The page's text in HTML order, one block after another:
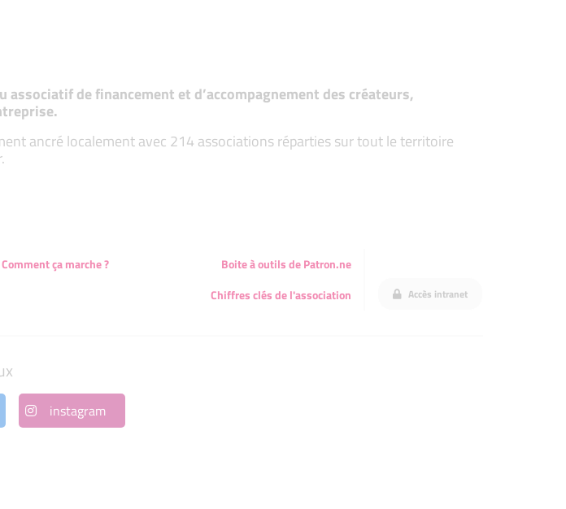
associatif de financement et d’accompagnement des créateurs,
ancré localement avec 214 associations réparties sur tout le territoire
Comment ça marche ?
Boite à outils de Patron.ne
Chiffres clés de l'association Accès intranet
instagram